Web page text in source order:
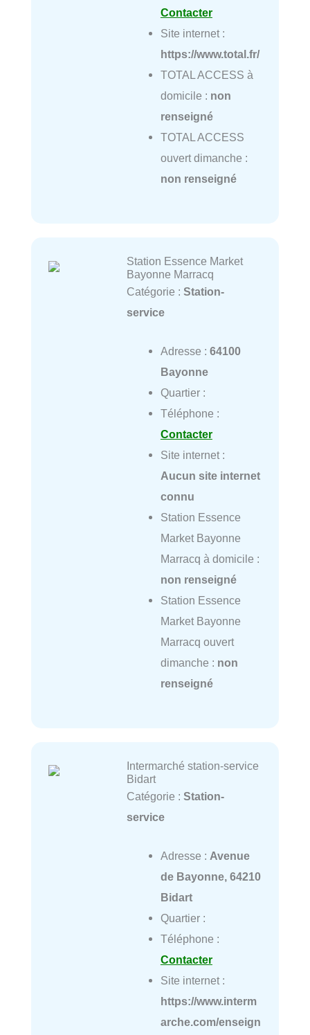
Contacter
Site internet :
https://www.total.fr/
TOTAL ACCESS à
domicile : non
renseigné
TOTAL ACCESS
ouvert dimanche :
non renseigné
Station Essence Market
Bayonne Marracq
Catégorie : Station-
service
Adresse : 64100
Bayonne
Quartier :
Téléphone :
Contacter
Site internet :
Aucun site internet
connu
Station Essence
Market Bayonne
Marracq à domicile :
non renseigné
Station Essence
Market Bayonne
Marracq ouvert
dimanche : non
renseigné
Intermarché station-service
Bidart
Catégorie : Station-
service
Adresse : Avenue
de Bayonne, 64210
Bidart
Quartier :
Téléphone :
Contacter
Site internet :
https://www.interm
arche.com/enseign